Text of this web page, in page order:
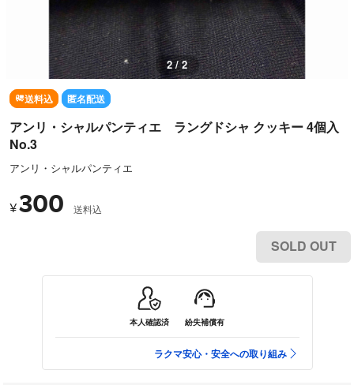
1 / 2
送料込 匿名配送
アンリ・シャルパンティエ ラングドシャ クッキー 4個入
No.3
アンリ・シャルパンティエ
¥300 送料込
SOLD OUT
本人確認済 紛失補償有
ラクマ安心・安全への取り組み